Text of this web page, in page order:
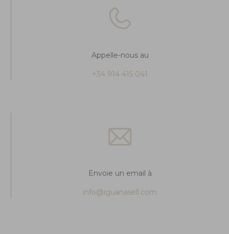
Appelle-nous au
+34 914 415 041
Envoie un email à
info@iguanasell.com